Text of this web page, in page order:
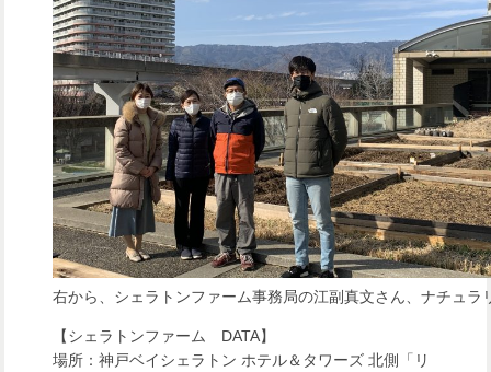
右から、シェラトンファーム事務局の江副真文さん、ナチュ
【シェラトンファーム DATA】
場所：神戸ベイシェラトン ホテル＆タワーズ 北側「リ